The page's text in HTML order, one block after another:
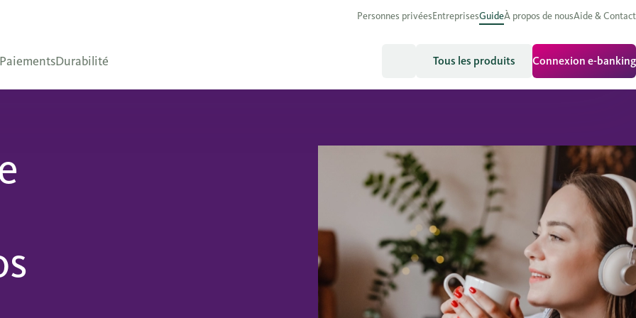
Personnes privéesEntreprisesGuideÀ propos de nousAide & Contact
PaiementsDurabilité Tous les produits Connexion e-banking